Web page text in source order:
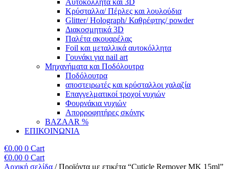
Αυτοκόλλητα και 3D
Κρύσταλλα/ Πέρλες και λουλούδια
Glitter/ Holograph/ Καθρέφτης/ powder
Διακοσμητικά 3D
Παλέτα ακουαρέλας
Foil και μεταλλικά αυτοκόλλητα
Γουνάκι για nail art
Μηχανήματα και Ποδόλουτρα
Ποδόλουτρα
αποστειρωτές και κρύσταλλοι χαλαζία
Επαγγελματικοί τροχοί νυχιών
Φουρνάκια νυχιών
Απορροφητήρες σκόνης
BAZAAR %
ΕΠΙΚΟΙΝΩΝΙΑ
€0.00 0 Cart
€0.00 0 Cart
Αρχική σελίδα / Προϊόντα με ετικέτα “Cuticle Remover MK 15ml”